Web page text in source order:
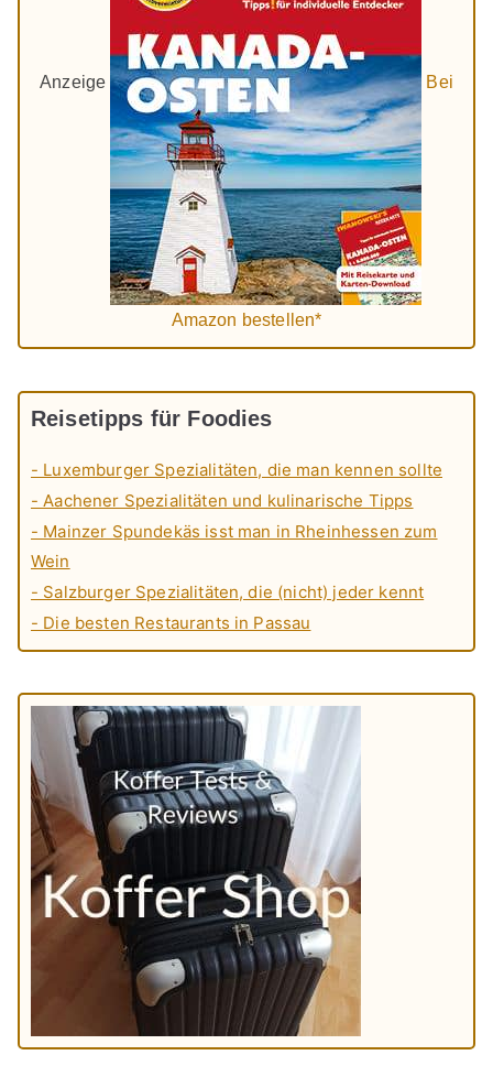
Anzeige Bei
Amazon bestellen*
Reisetipps für Foodies
- Luxemburger Spezialitäten, die man kennen sollte
- Aachener Spezialitäten und kulinarische Tipps
- Mainzer Spundekäs isst man in Rheinhessen zum
Wein
- Salzburger Spezialitäten, die (nicht) jeder kennt
- Die besten Restaurants in Passau